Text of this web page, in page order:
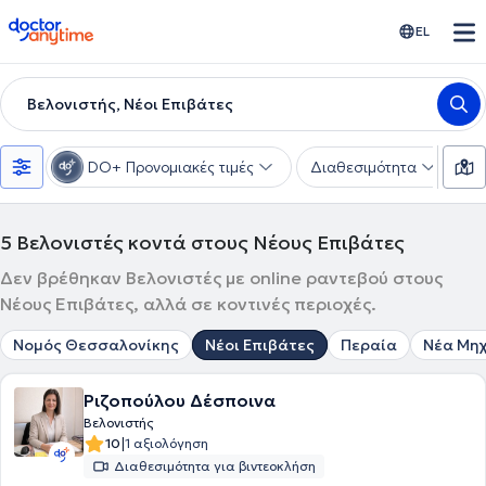
doctoranytime EL
Βελονιστής, Νέοι Επιβάτες
DO+ Προνομιακές τιμές Διαθεσιμότητα
5 Βελονιστές κοντά στους Νέους Επιβάτες
Δεν βρέθηκαν Βελονιστές με online ραντεβού στους
Νέους Επιβάτες, αλλά σε κοντινές περιοχές.
Νομός Θεσσαλονίκης Νέοι Επιβάτες Περαία Νέα
Ριζοπούλου Δέσποινα
Βελονιστής
10|1 αξιολόγηση
Διαθεσιμότητα για βιντεοκλήση